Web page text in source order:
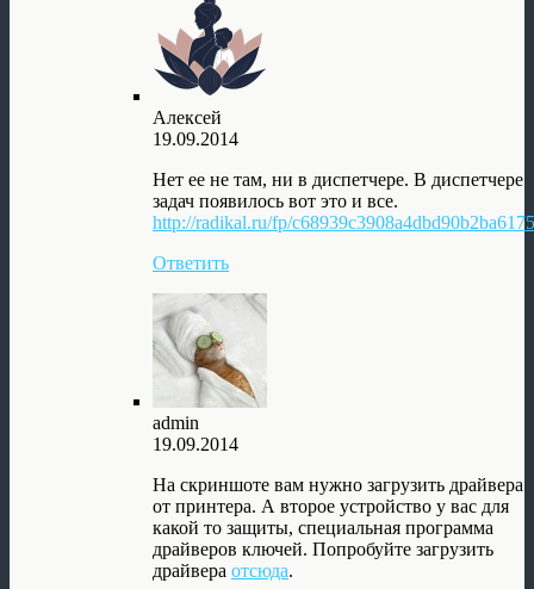
Алексей
19.09.2014
Нет ее не там, ни в диспетчере. В диспетчере
задач появилось вот это и все.
http://radikal.ru/fp/
Ответить
admin
19.09.2014
На скриншоте вам нужно загрузить драйвера
от принтера. А второе устройство у вас для
какой то защиты, специальная программа
драйверов ключей. Попробуйте загрузить
драйвера отсюда.